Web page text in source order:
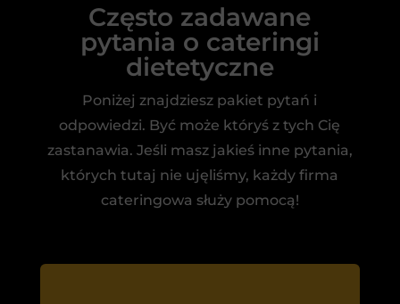
Często zadawane
pytania o cateringi
dietetyczne
Poniżej znajdziesz pakiet pytań i
odpowiedzi. Być może któryś z tych Cię
zastanawia. Jeśli masz jakieś inne pytania,
których tutaj nie ujęliśmy, każdy firma
cateringowa służy pomocą!